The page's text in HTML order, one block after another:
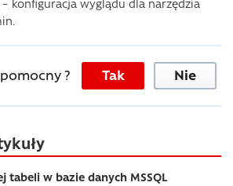
– konfiguracja wyglądu dla narzędzia
? Tak Nie
tabeli w bazie danych MSSQL